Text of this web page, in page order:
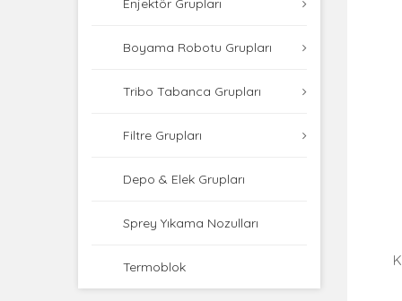
Enjektör Grupları
Boyama Robotu Grupları
Tribo Tabanca Grupları
Filtre Grupları
Depo & Elek Grupları
Sprey Yıkama Nozulları
Termoblok